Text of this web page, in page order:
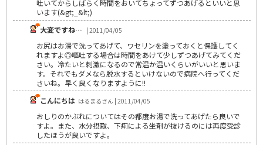
吐いてからしばらく時間をおいてちょってずつあげるといいと思
います(&gt;_&lt;)
大変ですね… | 2011/04/05
お尻はお湯で洗ってあげて、ワセリンを塗っておくと保護してく
れますよ◎嘔吐する場合は時間をあけて少しずつあげてみてくだ
さい。冷たいと刺激になるので常温か温いくらいがいいと思いま
す。それでもダメなら脱水するといけないので病院へ行ってくだ
さいね。早く良くなりますように!!
こんにちは はるまるさん | 2011/04/05
おしりのかぶれについてはその都度お湯で洗ってあげたら良いで
すよ。また、水分摂取、下痢による坐剤が抜けるのには再度受診
したほうが良いですよ。